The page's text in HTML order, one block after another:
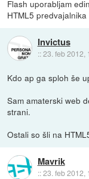
Flash uporabljam
HTML5
Invictus
::23. feb 2012,
Kdo ap ga sploh še
Sam amaterski web
strani.
Ostali so šli na
Mavrik
::23. feb 2012,